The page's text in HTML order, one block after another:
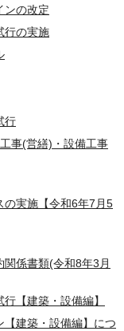
ンの改定
行の実施
行
事(営繕)・設備工事
の実施【令和6年7月5
係書類(令和8年3月
【建築・設備編】
【建築・設備編】につ